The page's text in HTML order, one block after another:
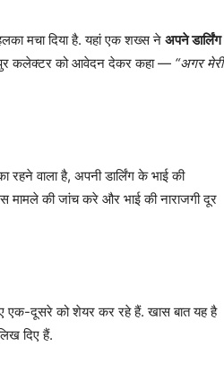
मचा दिया है. यहां एक शख्स ने अपने डार्लिंग
कलेक्टर को आवेदन देकर कहा — “अगर मेरी
वाला है, अपनी डार्लिंग के भाई की
मामले की जांच करे और भाई की नाराजगी दूर
एक-दूसरे को शेयर कर रहे हैं. खास बात यह है
दिए हैं.